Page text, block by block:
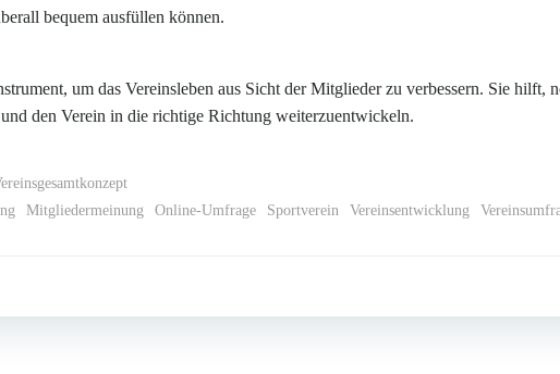
bequem ausfüllen können.
um das Vereinsleben aus Sicht der Mitglieder zu verbessern. Sie hilft,
den Verein in die richtige Richtung weiterzuentwickeln.
Mitgliedermeinung Online-Umfrage Sportverein Vereinsentwicklung